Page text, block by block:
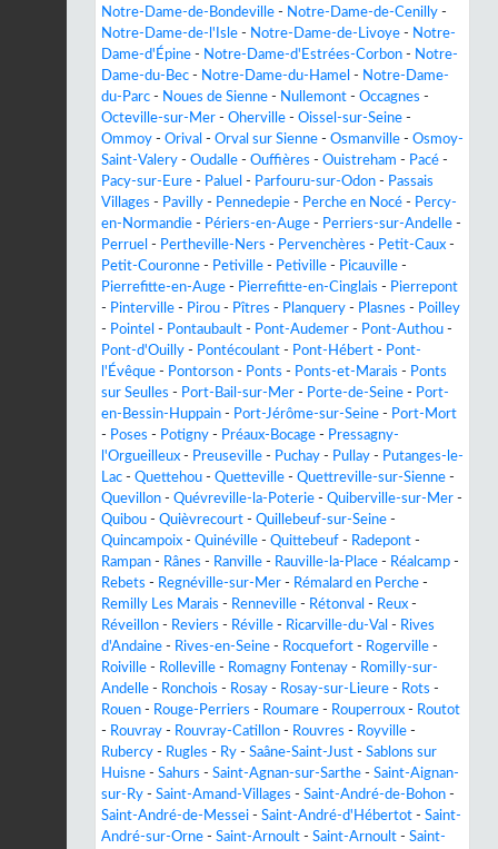
Notre-Dame-de-Bondeville - Notre-Dame-de-Cenilly -
Notre-Dame-de-l'Isle - Notre-Dame-de-Livoye - Notre-
Dame-d'Épine - Notre-Dame-d'Estrées-Corbon - Notre-
Dame-du-Bec - Notre-Dame-du-Hamel - Notre-Dame-
du-Parc - Noues de Sienne - Nullemont - Occagnes -
Octeville-sur-Mer - Oherville - Oissel-sur-Seine -
Ommoy - Orival - Orval sur Sienne - Osmanville - Osmoy-
Saint-Valery - Oudalle - Ouffières - Ouistreham - Pacé -
Pacy-sur-Eure - Paluel - Parfouru-sur-Odon - Passais
Villages - Pavilly - Pennedepie - Perche en Nocé - Percy-
en-Normandie - Périers-en-Auge - Perriers-sur-Andelle -
Perruel - Pertheville-Ners - Pervenchères - Petit-Caux -
Petit-Couronne - Petiville - Petiville - Picauville -
Pierrefitte-en-Auge - Pierrefitte-en-Cinglais - Pierrepont
- Pinterville - Pirou - Pîtres - Planquery - Plasnes - Poilley
- Pointel - Pontaubault - Pont-Audemer - Pont-Authou -
Pont-d'Ouilly - Pontécoulant - Pont-Hébert - Pont-
l'Évêque - Pontorson - Ponts - Ponts-et-Marais - Ponts
sur Seulles - Port-Bail-sur-Mer - Porte-de-Seine - Port-
en-Bessin-Huppain - Port-Jérôme-sur-Seine - Port-Mort
- Poses - Potigny - Préaux-Bocage - Pressagny-
l'Orgueilleux - Preuseville - Puchay - Pullay - Putanges-le-
Lac - Quettehou - Quetteville - Quettreville-sur-Sienne -
Quevillon - Quévreville-la-Poterie - Quiberville-sur-Mer -
Quibou - Quièvrecourt - Quillebeuf-sur-Seine -
Quincampoix - Quinéville - Quittebeuf - Radepont -
Rampan - Rânes - Ranville - Rauville-la-Place - Réalcamp -
Rebets - Regnéville-sur-Mer - Rémalard en Perche -
Remilly Les Marais - Renneville - Rétonval - Reux -
Réveillon - Reviers - Réville - Ricarville-du-Val - Rives
d'Andaine - Rives-en-Seine - Rocquefort - Rogerville -
Roiville - Rolleville - Romagny Fontenay - Romilly-sur-
Andelle - Ronchois - Rosay - Rosay-sur-Lieure - Rots -
Rouen - Rouge-Perriers - Roumare - Rouperroux - Routot
- Rouvray - Rouvray-Catillon - Rouvres - Royville -
Rubercy - Rugles - Ry - Saâne-Saint-Just - Sablons sur
Huisne - Sahurs - Saint-Agnan-sur-Sarthe - Saint-Aignan-
sur-Ry - Saint-Amand-Villages - Saint-André-de-Bohon -
Saint-André-de-Messei - Saint-André-d'Hébertot - Saint-
André-sur-Orne - Saint-Arnoult - Saint-Arnoult - Saint-